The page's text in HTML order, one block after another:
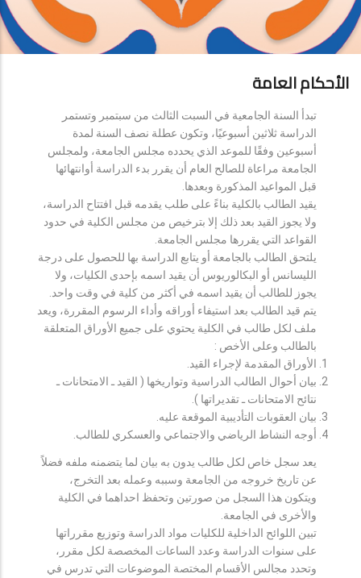
الأحكام العامة
تبدأ السنة الجامعية في السبت الثالث من سبتمبر وتستمر
الدراسة ثلاثين أسبوعيًا، وتكون عطلة نصف السنة لمدة
أسبوعين وفقًا للموعد الذي يحدده مجلس الجامعة، ولمجلس
الجامعة مراعاة للصالح العام أن يقرر بدء الدراسة أوانتهائها
قبل المواعيد المذكورة وبعدها.
يقيد الطالب بالكلية بناءً على طلب يقدمه قبل افتتاح الدراسة،
ولا يجوز القيد بعد ذلك إلا بترخيص من مجلس الكلية في حدود
القواعد التي يقررها مجلس الجامعة.
يلتحق الطالب بالجامعة أو يتابع الدراسة بها للحصول على درجة
الليسانس أو البكالوريوس أن يقيد اسمه بإحدى الكليات، ولا
يجوز للطالب أن يقيد اسمه في أكثر من كلية في وقت واحد.
يتم قيد الطالب بعد استيفاء أوراقه وأداء الرسوم المقررة، ويعد
ملف لكل طالب في الكلية يحتوي على جميع الأوراق المتعلقة
بالطالب وعلى الأخص :
الأوراق المقدمة لإجراء القيد.
بيان أحوال الطالب الدراسية وتواريخها ( القيد ـ الامتحانات ـ
نتائح الامتحانات ـ تقديراتها ).
بيان العقوبات التأديبية الموقعة عليه.
أوجه النشاط الرياضي والاجتماعي والعسكري للطالب.
يعد سجل خاص لكل طالب يدون به بيان لما يتضمنه ملفه فضلاً
عن تاريخ خروجه من الجامعة وسببه وعمله بعد التخرج،
ويتكون هذا السجل من صورتين وتحفظ احداهما في الكلية
والأخرى في الجامعة.
تبين اللوائح الداخلية للكليات مواد الدراسة وتوزيع مقرراتها
على سنوات الدراسة وعدد الساعات المخصصة لكل مقرر،
وتحدد مجالس الأقسام المختصة الموضوعات التي تدرس في